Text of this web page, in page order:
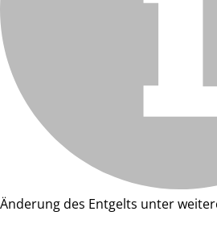
Änderung des Entgelts unter